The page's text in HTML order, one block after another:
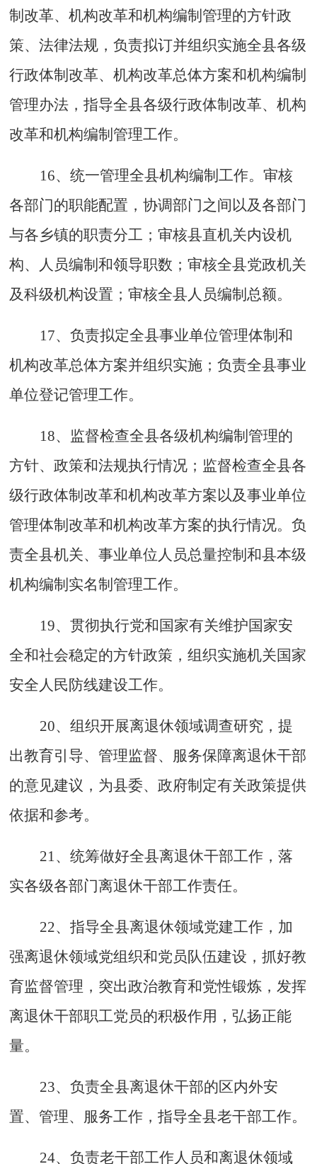
制改革、机构改革和机构编制管理的方针政
策、法律法规，负责拟订并组织实施全县各级
行政体制改革、机构改革总体方案和机构编制
管理办法，指导全县各级行政体制改革、机构
改革和机构编制管理工作。
16、统一管理全县机构编制工作。审核
各部门的职能配置，协调部门之间以及各部门
与各乡镇的职责分工；审核县直机关内设机
构、人员编制和领导职数；审核全县党政机关
及科级机构设置；审核全县人员编制总额。
17、负责拟定全县事业单位管理体制和
机构改革总体方案并组织实施；负责全县事业
单位登记管理工作。
18、监督检查全县各级机构编制管理的
方针、政策和法规执行情况；监督检查全县各
级行政体制改革和机构改革方案以及事业单位
管理体制改革和机构改革方案的执行情况。负
责全县机关、事业单位人员总量控制和县本级
机构编制实名制管理工作。
19、贯彻执行党和国家有关维护国家安
全和社会稳定的方针政策，组织实施机关国家
安全人民防线建设工作。
20、组织开展离退休领域调查研究，提
出教育引导、管理监督、服务保障离退休干部
的意见建议，为县委、政府制定有关政策提供
依据和参考。
21、统筹做好全县离退休干部工作，落
实各级各部门离退休干部工作责任。
22、指导全县离退休领域党建工作，加
强离退休领域党组织和党员队伍建设，抓好教
育监督管理，突出政治教育和党性锻炼，发挥
离退休干部职工党员的积极作用，弘扬正能
量。
23、负责全县离退休干部的区内外安
置、管理、服务工作，指导全县老干部工作。
24、负责老干部工作人员和离退休领域